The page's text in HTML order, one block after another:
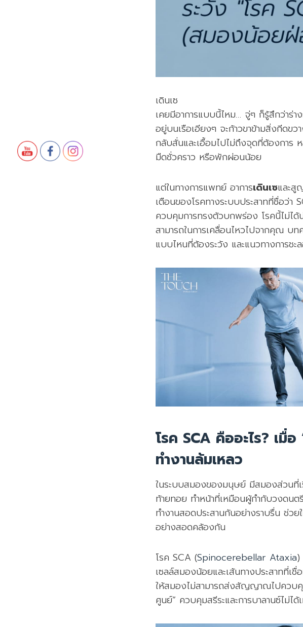
เดินเซ
เคยมีอาการแบบนี้ไหม… จู่ๆ ก็รู้สึกว่าร่า
อยู่บนเรือเอียงๆ จะก้าวขาข้ามสิ่งกีดข
กลับสั่นและเอื้อมไปไม่ถึงจุดที่ต้องการ
มืดชั่วคราว หรือพักผ่อนน้อย
แต่ในทางการแพทย์ อาการเดินเซและสู
เตือนของโรคทางระบบประสาทที่ชื่อว่
ควบคุมการทรงตัวบกพร่อง โรคนี้ไม่ได้
สามารถในการเคลื่อนไหวไปจากคุณ บ
แบบไหนที่ต้องระวัง และแนวทางการช
โรค SCA คืออะไร? เมื่
ทำงานล้มเหลว
ในระบบสมองของมนุษย์ มีสมองส่วนที่
ท้ายทอย ทำหน้าที่เหมือนผู้กำกับวงดนต
ทำงานสอดประสานกันอย่างราบรื่น ช่วย
อย่างสอดคล้องกัน
โรค SCA (Spinocerebellar Ataxia)
เซลล์สมองน้อยและเส้นทางประสาทที่
ให้สมองไม่สามารถส่งสัญญาณไปควบคุ
ศูนย์” ควบคุมสรีระและการบาลานซ์ไม่ไ